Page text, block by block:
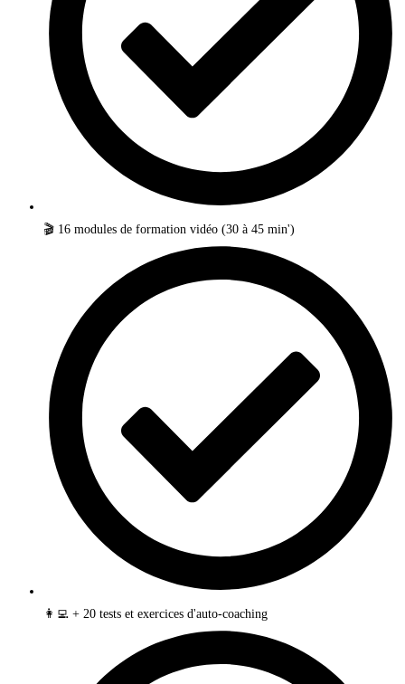
🎬 16 modules de formation vidéo (30 à 45 min')
👩‍💻 + 20 tests et exercices d'auto-coaching